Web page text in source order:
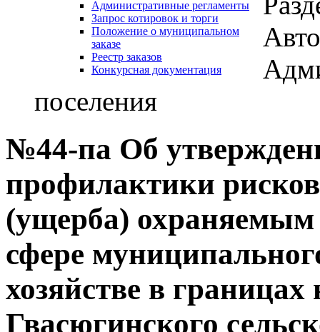
Административные регламенты
Запрос котировок и торги
Положение о муниципальном
заказе
Реестр заказов
Конкурсная документация
поселения
№44-па Об
профилактики
(ущерба) охраняемым
сфере
хозяйстве в
Гвасюгинского